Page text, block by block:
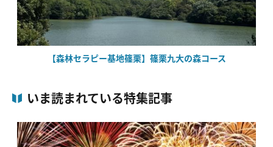
【森林セラピー基地篠栗】篠栗九大の森コース
いま読まれている特集記事